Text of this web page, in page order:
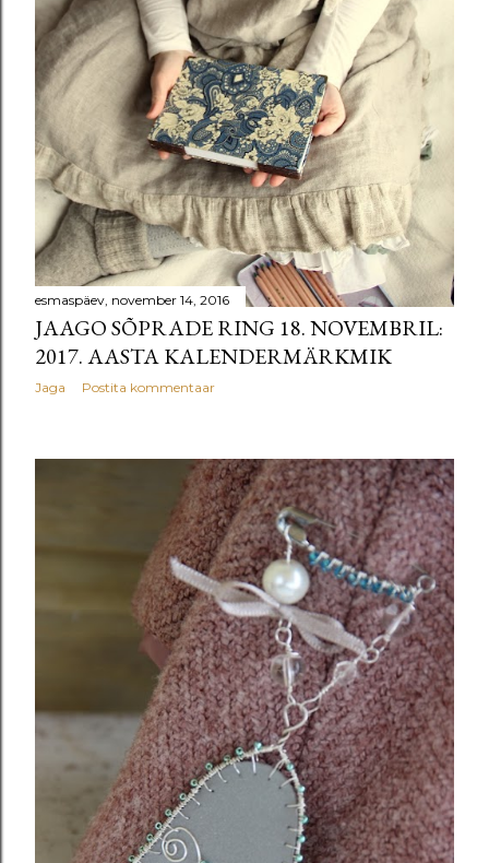
esmaspäev, november 14, 2016
JAAGO SÕPRADE RING 18. NOVEMBRIL:
2017. AASTA KALENDERMÄRKMIK
Jaga Postita kommentaar